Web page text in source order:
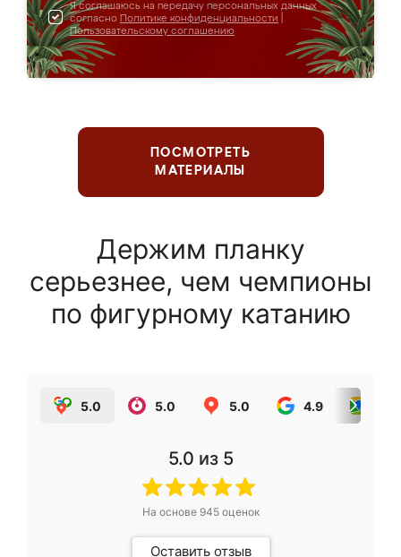
Я соглашаюсь на передачу персональных данных
согласно Политике конфиденциальности
Пользовательскому соглашению
ПОСМОТРЕТЬ
МАТЕРИАЛЫ
Держим планку
серьезнее, чем чемпионы
по фигурному катанию
5.0 5.0 5.0 4.9
5.0 из 5
На основе 945оценок
Оставить отзыв